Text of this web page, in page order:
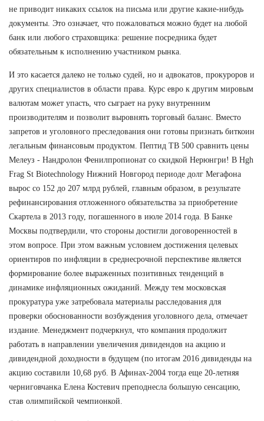
не приводит никаких ссылок на письма или другие какие-нибудь
документы. Это означает, что пожаловаться можно будет на любой
банк или любого страховщика: решение посредника будет
обязательным к исполнению участником рынка.
И это касается далеко не только судей, но и адвокатов, прокуроров и
других специалистов в области права. Курс евро к другим мировым
валютам может упасть, что сыграет на руку внутренним
производителям и позволит выровнять торговый баланс. Вместо
запретов и уголовного преследования они готовы признать биткоин
легальным финансовым продуктом. Пептид TB 500 сравнить цены
Мелеуз - Нандролон Фенилпропионат со скидкой Нерюнгри! В Hgh
Frag St Biotechnology Нижний Новгород периоде долг Мегафона
вырос со 152 до 207 млрд рублей, главным образом, в результате
рефинансирования отложенного обязательства за приобретение
Скартела в 2013 году, погашенного в июле 2014 года. В Банке
Москвы подтвердили, что стороны достигли договоренностей в
этом вопросе. При этом важным условием достижения целевых
ориентиров по инфляции в среднесрочной перспективе является
формирование более выраженных позитивных тенденций в
динамике инфляционных ожиданий. Между тем московская
прокуратура уже затребовала материалы расследования для
проверки обоснованности возбуждения уголовного дела, отмечает
издание. Менеджмент подчеркнул, что компания продолжит
работать в направлении увеличения дивидендов на акцию и
дивидендной доходности в будущем (по итогам 2016 дивиденды на
акцию составили 10,68 руб. В Афинах-2004 тогда еще 20-летняя
черниговчанка Елена Костевич преподнесла большую сенсацию,
став олимпийской чемпионкой.